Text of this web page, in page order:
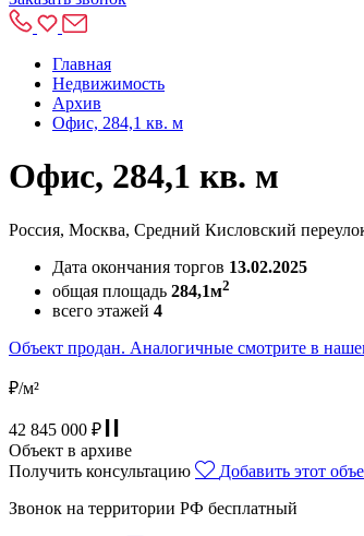
Главная
Недвижимость
Архив
Офис, 284,1 кв. м
Офис, 284,1 кв. м
Россия, Москва, Средний Кисловский
Дата окончания торгов 13.02.2025
общая площадь 284,1м2
всего этажей 4
Объект продан. Аналогичные смотрите в
₽/м²
42 845 000 ₽
Объект в архиве
Получить консультацию
Добавить этот
Звонок на территории РФ бесплатный